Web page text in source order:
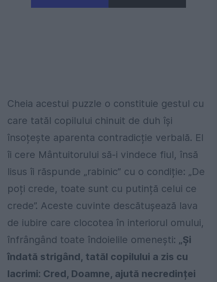
Cheia acestui puzzle o constituie gestul cu
care tatăl copilului chinuit de duh își
însoțește aparenta contradicție verbală. El
îi cere Mântuitorului să-i vindece fiul, însă
Iisus îi răspunde „rabinic” cu o condiție: „De
poți crede, toate sunt cu putință celui ce
crede”. Aceste cuvinte descătușează lava
de iubire care clocotea în interiorul omului,
înfrângând toate îndoielile omenești: „Și
îndată strigând, tatăl copilului a zis cu
lacrimi: Cred, Doamne, ajută necredinței